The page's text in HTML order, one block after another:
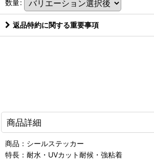
数量:
返品特約に関する重要事項
商品詳細
商品：シールステッカー
特長：耐水・UVカット耐候・強粘着